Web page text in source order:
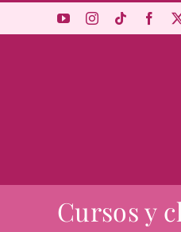
Cursos y